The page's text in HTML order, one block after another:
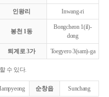
인왕리 Inwang-ri
봉천 1동
Bongcheon 1(il)-
dong
퇴계로 3가 Toegyero 3(sam)-ga
수 있다.
순창읍 Sunchang